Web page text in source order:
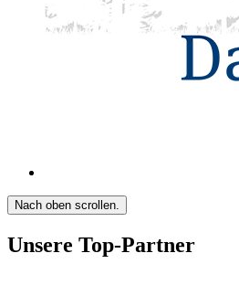
Nach oben scrollen.
Unsere Top-Partner